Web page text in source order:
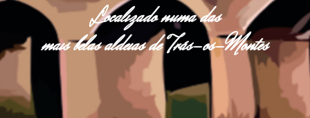
Localizado numa das
mais belas aldeias de Trás-os-Montes